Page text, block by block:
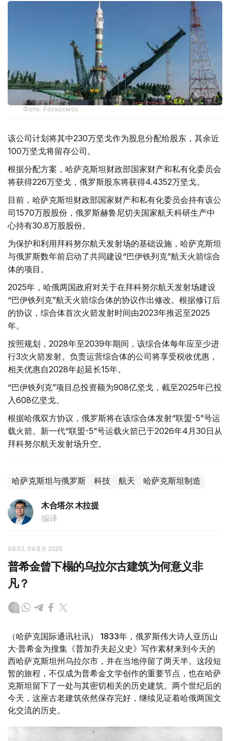
Фото: Роскосмос
该公司计划将其中230万坚戈作为股息分配给股东，其余近
100万坚戈将留存公司。
根据分配方案，哈萨克斯坦财政部国家财产和私有化委员会
将获得226万坚戈，俄罗斯股东将获得4.4352万坚戈。
目前，哈萨克斯坦财政部国家财产和私有化委员会持有该公
司1570万股股份，俄罗斯赫鲁尼切夫国家航天科研生产中
心持有30.8万股股份。
为保护和利用拜科努尔航天发射场的基础设施，哈萨克斯坦
与俄罗斯数年前启动了共同建设“巴伊铁列克”航天火箭综合
体的项目。
2025年，哈俄两国政府对关于在拜科努尔航天发射场建设
“巴伊铁列克”航天火箭综合体的协议作出修改。根据修订后
的协议，综合体首次火箭发射时间由2023年推迟至2025
年。
按照规划，2028年至2039年期间，该综合体每年应至少进
行3次火箭发射。负责运营综合体的公司将享受税收优惠，
相关优惠自2028年起延长15年。
“巴伊铁列克”项目总投资额为908亿坚戈，截至2025年已投
入608亿坚戈。
根据哈俄双方协议，俄罗斯将在该综合体发射“联盟-5”号运
载火箭。新一代“联盟-5”号运载火箭已于2026年4月30日从
拜科努尔航天发射场升空。
哈萨克斯坦与俄罗斯 科技 航天 哈萨克斯坦制造
木合塔尔 木拉提
编译
09:02, 04 8月 2026
普希金曾下榻的乌拉尔古建筑为何意义非
凡？
（哈萨克国际通讯社讯） 1833年，俄罗斯伟大诗人亚历山
大·普希金为搜集《普加乔夫起义史》写作素材来到今天的
西哈萨克斯坦州乌拉尔市，并在当地停留了两天半。这段短
暂的旅程，不仅成为普希金文学创作的重要节点，也在哈萨
克斯坦留下了一处与其密切相关的历史建筑。两个世纪后的
今天，这座古老建筑依然保存完好，继续见证着哈俄两国文
化交流的历史。